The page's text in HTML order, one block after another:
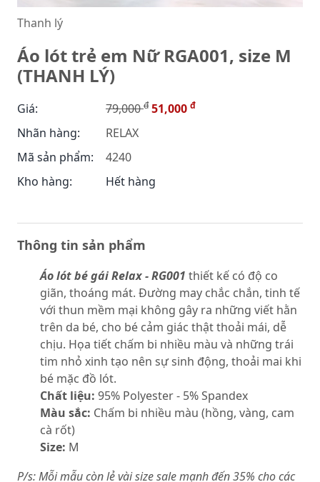
Thanh lý
Áo lót trẻ em Nữ RGA001, size M
(THANH LÝ)
Giá: 79,000đ 51,000 đ
Nhãn hàng:
RELAX
Mã sản phẩm:
4240
Kho hàng:
Hết hàng
Thông tin sản phẩm
Áo lót bé gái Relax - RG001 thiết kế có độ co
giãn, thoáng mát. Đường may chắc chắn, tinh tế
với thun mềm mại không gây ra những viết hằn
trên da bé, cho bé cảm giác thật thoải mái, dễ
chịu. Họa tiết chấm bi nhiều màu và những trái
tim nhỏ xinh tạo nên sự sinh động, thoải mai khi
bé mặc đồ lót.
Chất liệu: 95% Polyester - 5% Spandex
Màu sắc: Chấm bi nhiều màu (hồng, vàng, cam
cà rốt)
Size: M
P/s: Mỗi mẫu còn lẻ vài size sale mạnh đến 35% cho các